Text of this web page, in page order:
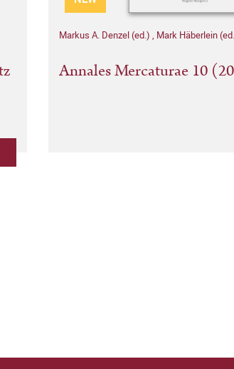
Markus A. Denzel (ed.) , Mark Häberlein
Annales Mercaturae 10